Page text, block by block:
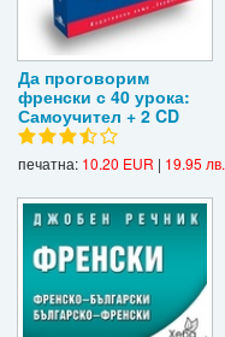
Да проговорим
френски с 40 урока:
Самоучител + 2 CD
печатна: 10.20 EUR | 19.95 лв.